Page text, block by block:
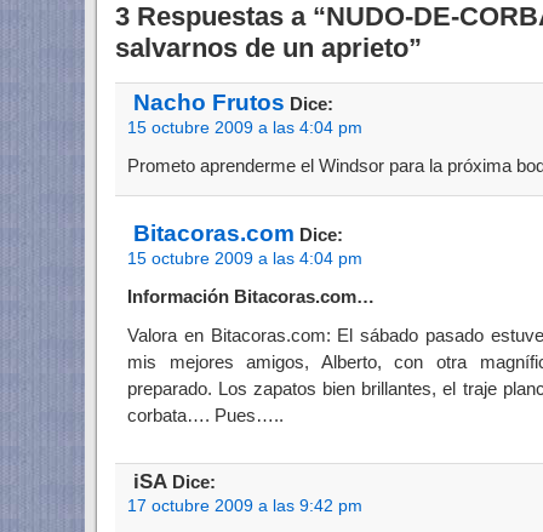
3 Respuestas a “NUDO-DE-
salvarnos de un aprieto”
Nacho Frutos Dice:
15 octubre 2009 a las 4:04 pm
Prometo aprenderme el Windsor para la próxima
Bitacoras.com Dice:
15 octubre 2009 a las 4:04 pm
Información Bitacoras.com…
Valora en Bitacoras.com: El sábado pasado
mis mejores amigos, Alberto, con otra
preparado. Los zapatos bien brillantes, el traje
corbata…. Pues…..
iSA Dice:
17 octubre 2009 a las 9:42 pm